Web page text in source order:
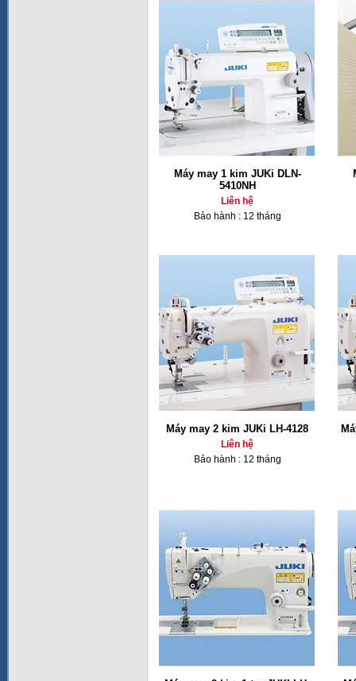
Máy may 1 kim JUKi DLN-
5410NH
Liên hệ
Bảo hành : 12 tháng
Máy may 2 kim JUKi LH-4128
Liên hệ
Bảo hành : 12 tháng